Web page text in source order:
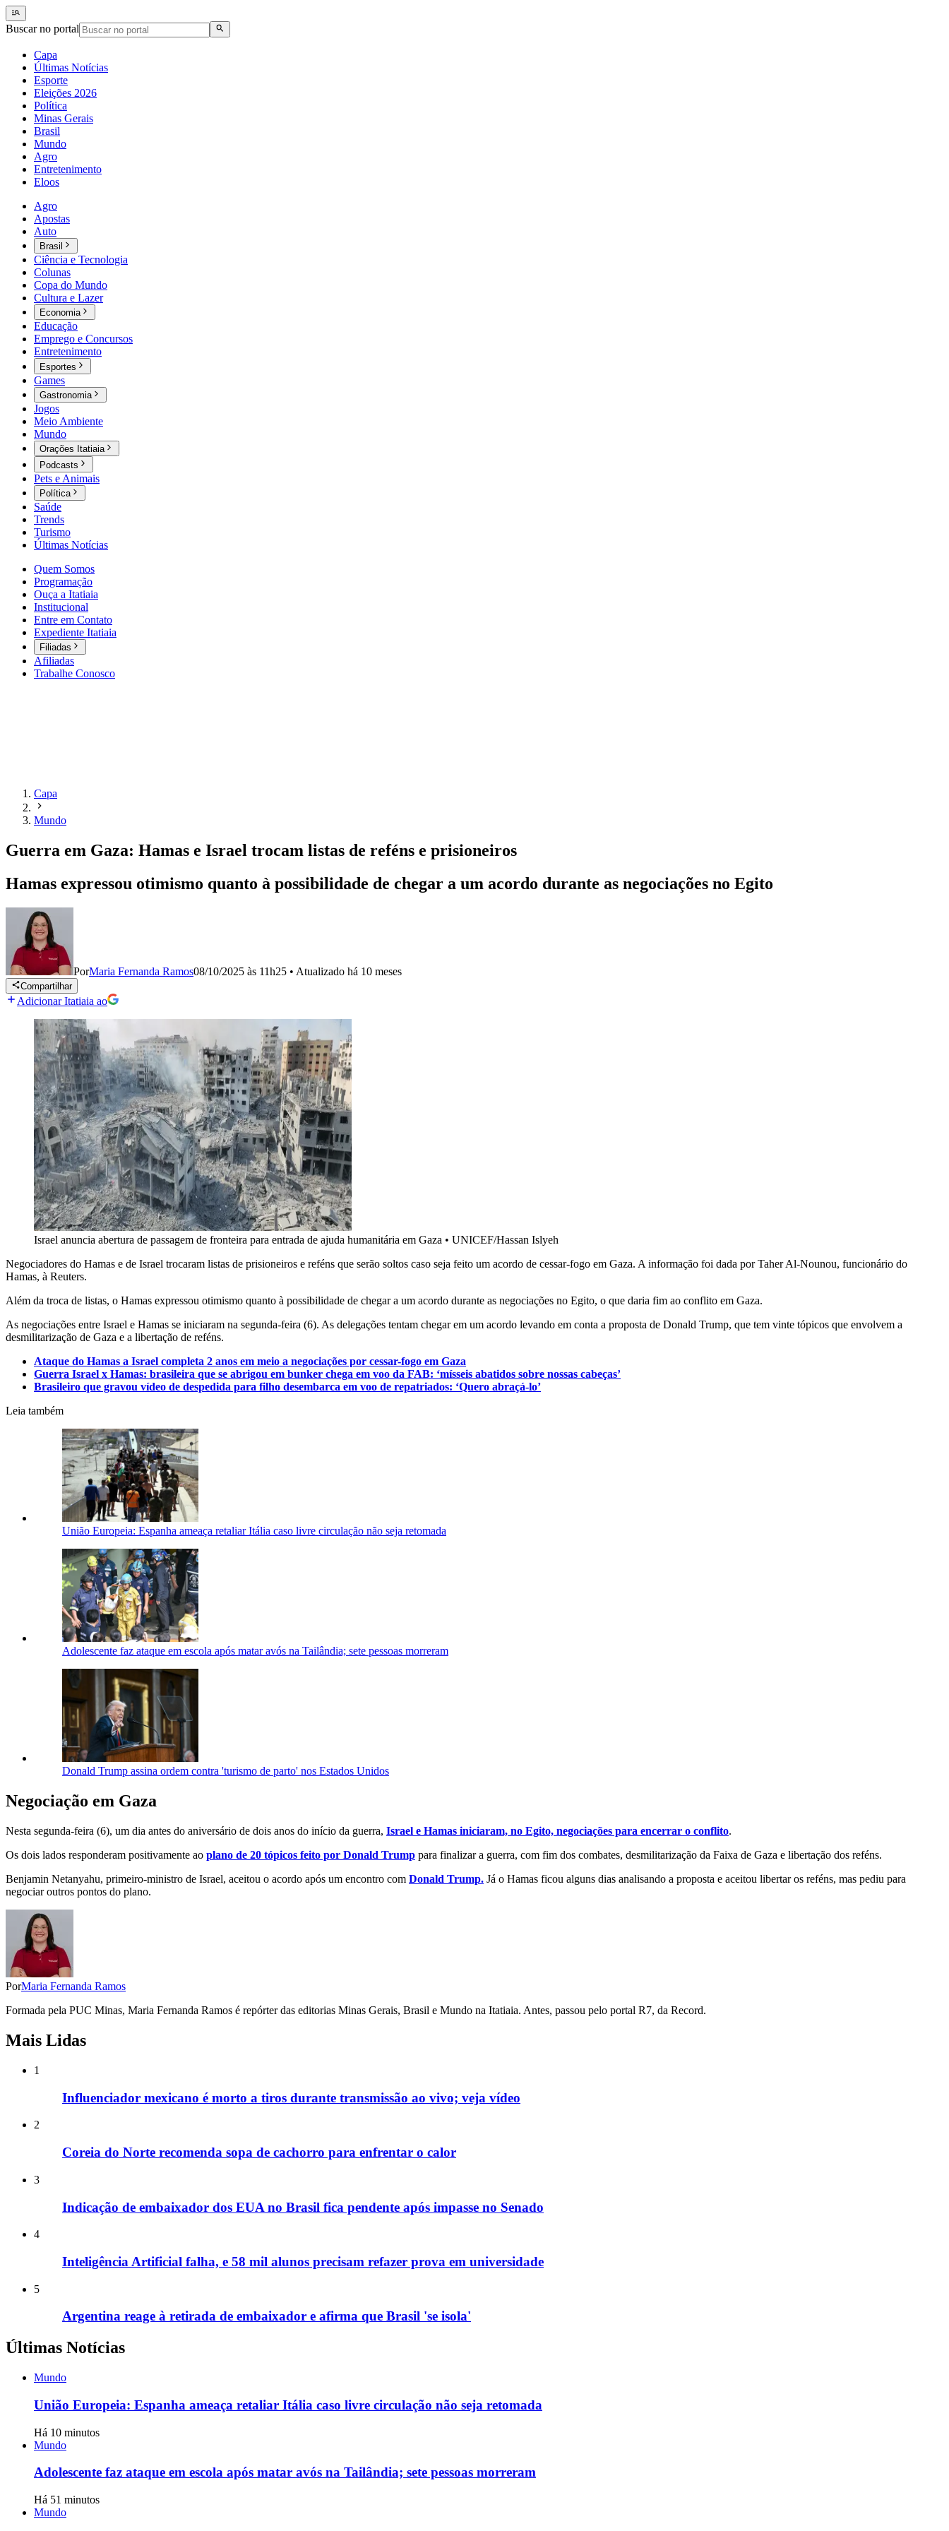
Buscar no portal
Capa
Últimas Notícias
Esporte
Eleições 2026
Política
Minas Gerais
Brasil
Mundo
Agro
Entretenimento
Eloos
Agro
Apostas
Auto
Brasil
Ciência e Tecnologia
Colunas
Copa do Mundo
Cultura e Lazer
Economia
Educação
Emprego e Concursos
Entretenimento
Esportes
Games
Gastronomia
Jogos
Meio Ambiente
Mundo
Orações Itatiaia
Podcasts
Pets e Animais
Política
Saúde
Trends
Turismo
Últimas Notícias
Quem Somos
Programação
Ouça a Itatiaia
Institucional
Entre em Contato
Expediente Itatiaia
Filiadas
Afiliadas
Trabalhe Conosco
Capa
Mundo
Guerra em Gaza: Hamas e Israel trocam listas de reféns e prisioneiros
Hamas expressou otimismo quanto à possibilidade de chegar a um acordo durante as negociações no Egito
PorMaria Fernanda Ramos08/10/2025 às 11h25 • Atualizado há 10 meses
Compartilhar
Adicionar Itatiaia ao
Israel anuncia abertura de passagem de fronteira para entrada de ajuda humanitária em Gaza • UNICEF/Hassan Islyeh
Negociadores do Hamas e de Israel trocaram listas de prisioneiros e reféns que serão soltos caso seja feito um acordo de cessar-fogo em Gaza. A informação foi dada por Taher Al-Nounou, funcionário do
Hamas, à Reuters.
Além da troca de listas, o Hamas expressou otimismo quanto à possibilidade de chegar a um acordo durante as negociações no Egito, o que daria fim ao conflito em Gaza.
As negociações entre Israel e Hamas se iniciaram na segunda-feira (6). As delegações tentam chegar em um acordo levando em conta a proposta de Donald Trump, que tem vinte tópicos que envolvem a
desmilitarização de Gaza e a libertação de reféns.
Ataque do Hamas a Israel completa 2 anos em meio a negociações por cessar-fogo em Gaza
Guerra Israel x Hamas: brasileira que se abrigou em bunker chega em voo da FAB: ‘mísseis abatidos sobre nossas cabeças’
Brasileiro que gravou vídeo de despedida para filho desembarca em voo de repatriados: ‘Quero abraçá-lo’
Leia também
União Europeia: Espanha ameaça retaliar Itália caso livre circulação não seja retomada
Adolescente faz ataque em escola após matar avós na Tailândia; sete pessoas morreram
Donald Trump assina ordem contra 'turismo de parto' nos Estados Unidos
Negociação em Gaza
Nesta segunda-feira (6), um dia antes do aniversário de dois anos do início da guerra, Israel e Hamas iniciaram, no Egito, negociações para encerrar o conflito.
Os dois lados responderam positivamente ao plano de 20 tópicos feito por Donald Trump para finalizar a guerra, com fim dos combates, desmilitarização da Faixa de Gaza e libertação dos reféns.
Benjamin Netanyahu, primeiro-ministro de Israel, aceitou o acordo após um encontro com Donald Trump. Já o Hamas ficou alguns dias analisando a proposta e aceitou libertar os reféns, mas pediu para
negociar outros pontos do plano.
PorMaria Fernanda Ramos
Formada pela PUC Minas, Maria Fernanda Ramos é repórter das editorias Minas Gerais, Brasil e Mundo na Itatiaia. Antes, passou pelo portal R7, da Record.
Mais Lidas
1
Influenciador mexicano é morto a tiros durante transmissão ao vivo; veja vídeo
2
Coreia do Norte recomenda sopa de cachorro para enfrentar o calor
3
Indicação de embaixador dos EUA no Brasil fica pendente após impasse no Senado
4
Inteligência Artificial falha, e 58 mil alunos precisam refazer prova em universidade
5
Argentina reage à retirada de embaixador e afirma que Brasil 'se isola'
Últimas Notícias
Mundo
União Europeia: Espanha ameaça retaliar Itália caso livre circulação não seja retomada
Há 10 minutos
Mundo
Adolescente faz ataque em escola após matar avós na Tailândia; sete pessoas morreram
Há 51 minutos
Mundo